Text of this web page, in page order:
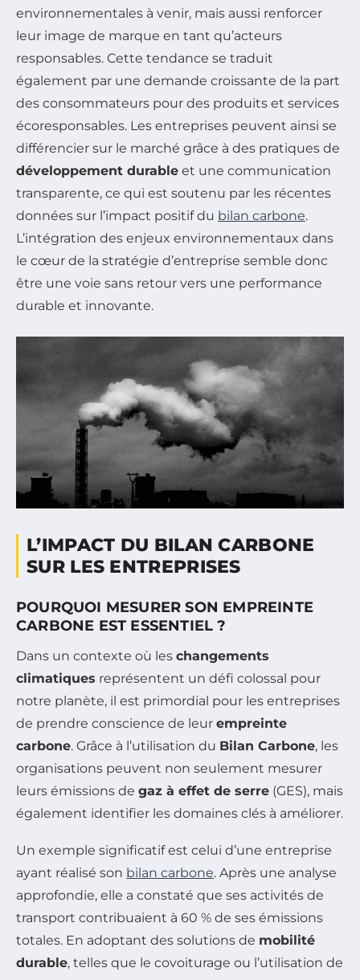
environnementales à venir, mais aussi renforcer
leur image de marque en tant qu’acteurs
responsables. Cette tendance se traduit
également par une demande croissante de la part
des consommateurs pour des produits et services
écoresponsables. Les entreprises peuvent ainsi se
différencier sur le marché grâce à des pratiques de
développement durable et une communication
transparente, ce qui est soutenu par les récentes
données sur l’impact positif du bilan carbone.
L’intégration des enjeux environnementaux dans
le cœur de la stratégie d’entreprise semble donc
être une voie sans retour vers une performance
durable et innovante.
L’IMPACT DU BILAN CARBONE
SUR LES ENTREPRISES
POURQUOI MESURER SON EMPREINTE
CARBONE EST ESSENTIEL ?
Dans un contexte où les changements
climatiques représentent un défi colossal pour
notre planète, il est primordial pour les entreprises
de prendre conscience de leur empreinte
carbone. Grâce à l’utilisation du Bilan Carbone, les
organisations peuvent non seulement mesurer
leurs émissions de gaz à effet de serre (GES), mais
également identifier les domaines clés à améliorer.
Un exemple significatif est celui d’une entreprise
ayant réalisé son bilan carbone. Après une analyse
approfondie, elle a constaté que ses activités de
transport contribuaient à 60 % de ses émissions
totales. En adoptant des solutions de mobilité
durable, telles que le covoiturage ou l’utilisation de